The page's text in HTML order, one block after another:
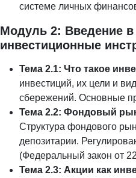
системе личных
Модуль 2: Введение в
инвестиционные
Тема 2.1: Что такое
инвестиций, их цели и
сбережений. Основные
Тема 2.2: Фондовый
Структура фондового
депозитарии.
(Федеральный закон от
Тема 2.3: Акции как